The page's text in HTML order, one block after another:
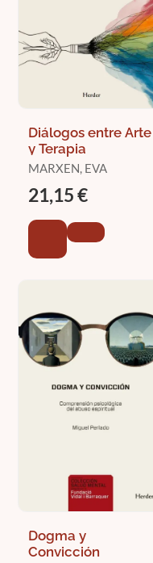
Diálogos entre Arte
y Terapia
MARXEN, EVA
21,15 €
Dogma y
Convicción